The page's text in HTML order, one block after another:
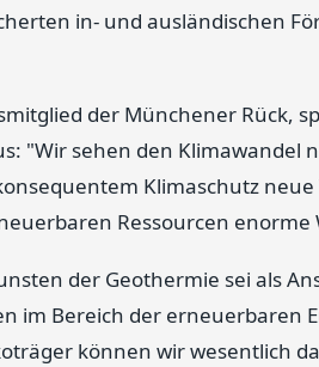
in- und ausländischen
der Münchener Rück,
"Wir sehen den Klimawandel
Klimaschutz
Ressourcen
der Geothermie sei als
im Bereich der erneuerbaren
können wir wesentlich